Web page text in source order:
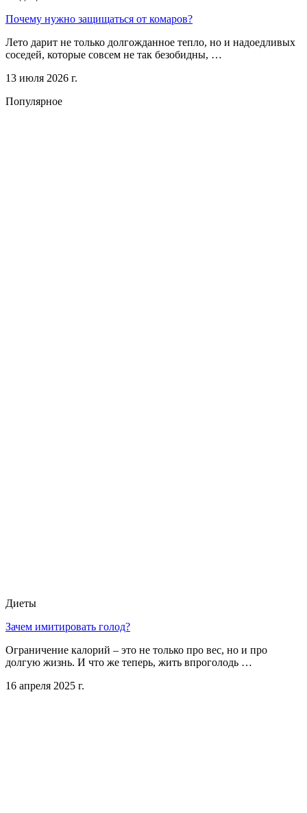
Почему нужно защищаться от комаров?
Лето дарит не только долгожданное тепло, но и надоедливых
соседей, которые совсем не так безобидны, …
13 июля 2026 г.
Популярное
Диеты
Зачем имитировать голод?
Ограничение калорий – это не только про вес, но и про
долгую жизнь. И что же теперь, жить впроголодь …
16 апреля 2025 г.